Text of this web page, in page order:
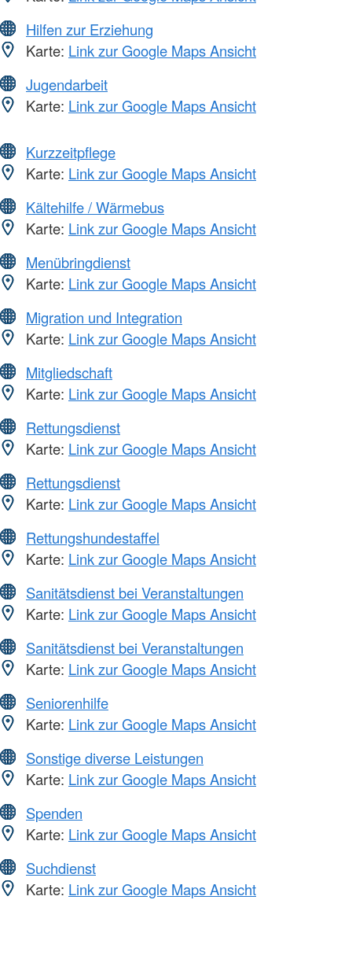
Hilfen zur Erziehung
Karte: Link zur Google Maps Ansicht
Jugendarbeit
Karte: Link zur Google Maps Ansicht
Kurzzeitpflege
Karte: Link zur Google Maps Ansicht
Kältehilfe / Wärmebus
Karte: Link zur Google Maps Ansicht
Menübringdienst
Karte: Link zur Google Maps Ansicht
Migration und Integration
Karte: Link zur Google Maps Ansicht
Mitgliedschaft
Karte: Link zur Google Maps Ansicht
Rettungsdienst
Karte: Link zur Google Maps Ansicht
Rettungsdienst
Karte: Link zur Google Maps Ansicht
Rettungshundestaffel
Karte: Link zur Google Maps Ansicht
Sanitätsdienst bei Veranstaltungen
Karte: Link zur Google Maps Ansicht
Sanitätsdienst bei Veranstaltungen
Karte: Link zur Google Maps Ansicht
Seniorenhilfe
Karte: Link zur Google Maps Ansicht
Sonstige diverse Leistungen
Karte: Link zur Google Maps Ansicht
Spenden
Karte: Link zur Google Maps Ansicht
Suchdienst
Karte: Link zur Google Maps Ansicht